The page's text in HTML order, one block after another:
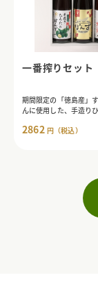
一番搾りセット
期間限定の「徳島産」
んに使用した、手造り
ット。
2862 円（税込）